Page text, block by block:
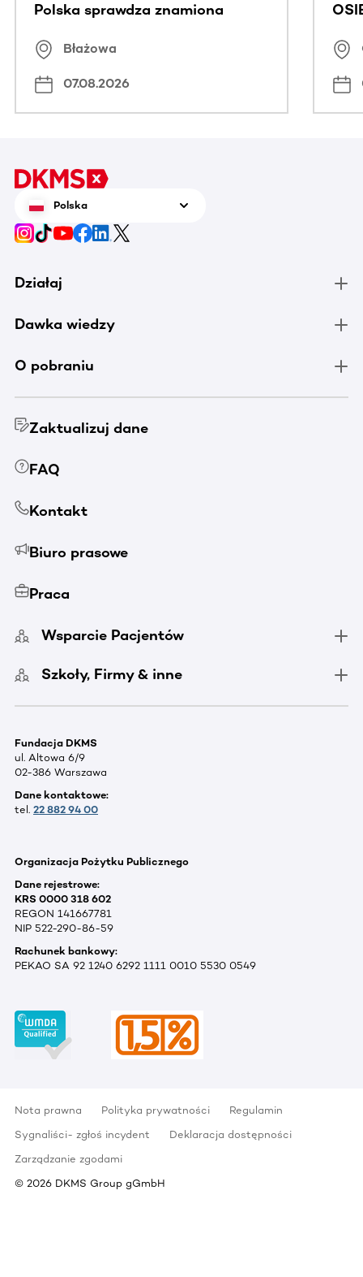
Polska sprawdza znamiona
Błażowa
07.08.2026
Polska
Działaj
Dawka wiedzy
O pobraniu
Zaktualizuj dane
FAQ
Kontakt
Biuro prasowe
Praca
Wsparcie Pacjentów
Szkoły, Firmy & inne
Fundacja DKMS
ul. Altowa 6/9
02-386 Warszawa
Dane kontaktowe:
tel. 22 882 94 00
Organizacja Pożytku Publicznego
Dane rejestrowe:
KRS 0000 318 602
REGON 141667781
NIP 522-290-86-59
Rachunek bankowy:
PEKAO SA 92 1240 6292 1111 0010 5530 0549
Nota prawna Polityka prywatności
Regulamin
Sygnaliści- zgłoś incydent
Deklaracja dostępności
Zarządzanie zgodami
© 2026 DKMS Group gGmbH